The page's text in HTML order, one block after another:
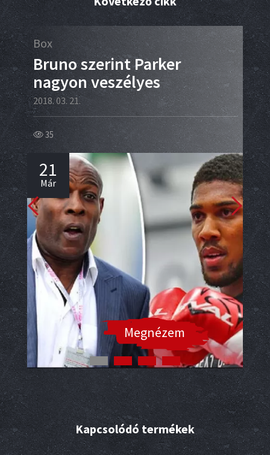
Megnézem
Box
Bruno szerint Parker
nagyon veszélyes
2018. 03. 21.
35
21
Már
Box
46
Kapcsolódó termékek